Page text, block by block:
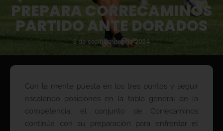
PREPARA CORRECAMINOS
PARTIDO ANTE DORADOS
3 de septiembre de 2024
Con la mente puesta en los tres puntos y seguir
escalando posiciones en la tabla general de la
competencia, el conjunto de Correcaminos
continúa con su preparación para enfrentar el